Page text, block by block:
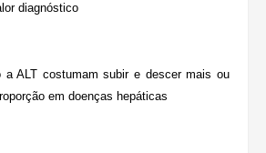
diagnóstico
a ALT costumam subir e descer mais ou
em doenças hepáticas